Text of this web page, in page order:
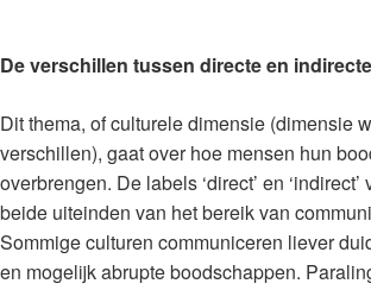
De verschillen tussen directe en
Dit thema, of culturele dimensie (dimensie
verschillen), gaat over hoe mensen hun
overbrengen. De labels ‘direct’ en
beide uiteinden van het bereik van
Sommige culturen communiceren liever
en mogelijk abrupte boodschappen.